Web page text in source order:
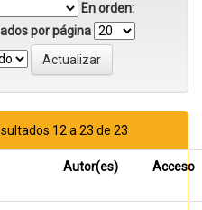
En orden:
por página
12 a 23 de 23
Autor(es) Acceso